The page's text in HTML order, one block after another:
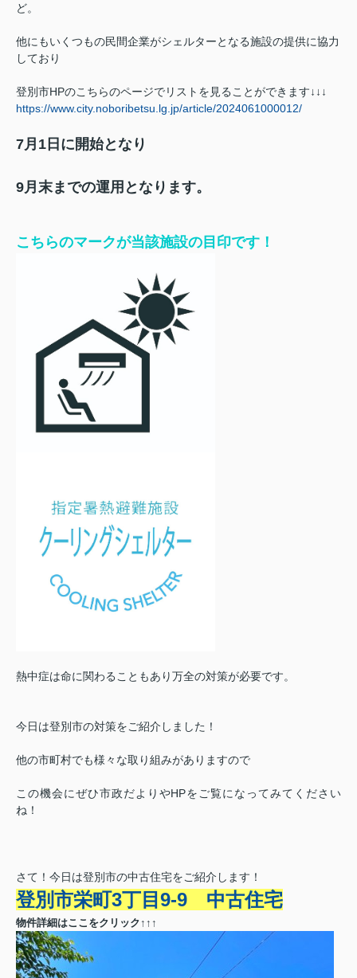
ど。
他にもいくつもの民間企業がシェルターとなる施設の提供に協力
しており
登別市HPのこちらのページでリストを見ることができます↓↓↓
https://www.city.noboribetsu.lg.jp/article/2024061000012/
7月1日に開始となり
9月末までの運用となります。
こちらのマークが当該施設の目印です！
熱中症は命に関わることもあり万全の対策が必要です。
今日は登別市の対策をご紹介しました！
他の市町村でも様々な取り組みがありますので
この機会にぜひ市政だよりやHPをご覧になってみてください
ね！
さて！今日は登別市の中古住宅をご紹介します！
登別市栄町3丁目9‐9 中古住宅
物件詳細はここをクリック↑↑↑